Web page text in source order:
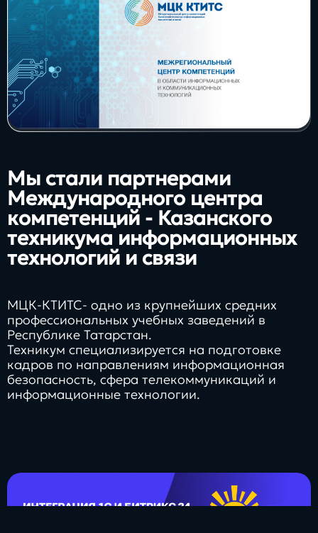
Контакты
8 800 505 34 99
info@direkt.ink
Мы стали партнерами
Международного центра
компетенций - Казанского
техникума информационных
технологий и связи
МЦК-КТИТС- одно из крупнейших средних
профессиональных учебных заведений в
Республике Татарстан.
Техникум специализируется на подготовке
кадров по направлениям информационная
безопасность, сфера телекоммуникаций и
информационные технологии.